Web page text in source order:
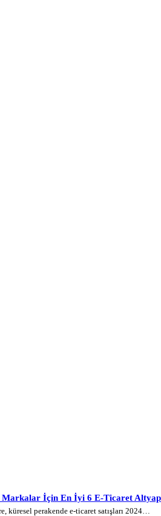
İçin En İyi 6 E-Ticaret
küresel perakende e-ticaret satışları 2024…